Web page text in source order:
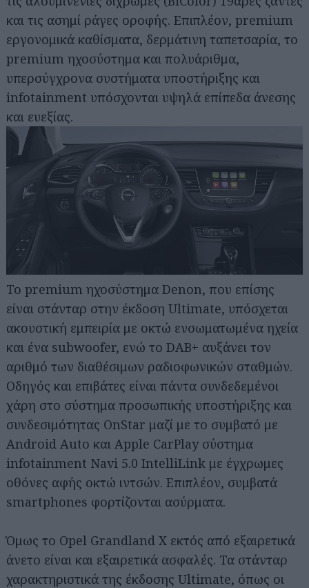
και τις ασημί ράγες οροφής. Επιπλέον, premium
εργονομικά καθίσματα, δερμάτινη ταπετσαρία, το
premium ηχοσύστημα και πολυάριθμα,
υπερσύγχρονα συστήματα υποστήριξης και
infotainment υπόσχονται υψηλά επίπεδα άνεσης
και ευεξίας.
Το premium ηχοσύστημα Denon, που επίσης
είναι στάνταρ στην έκδοση Ultimate, υπόσχεται
ακουστική εμπειρία με οκτώ ενσωματωμένα ηχεία
και ένα subwoofer, ενώ το DAB+ αυξάνει τον
αριθμό των διαθέσιμων ραδιοφωνικών σταθμών.
Οδηγός και επιβάτες είναι πάντα συνδεδεμένοι
χάρη στο σύστημα προσωπικής υποστήριξης και
συνδεσιμότητας OnStar μαζί με το συμβατό με
Android Auto και Apple CarPlay σύστημα
infotainment Navi 5.0 IntelliLink με έγχρωμες
οθόνες αφής οκτώ ιντσών. Επιπλέον, συμβατά
smartphones φορτίζονται ασύρματα.
Όμως το Opel Grandland X εκτός από εξαιρετικά
άνετο είναι και εξαιρετικά ασφαλές. Τα στάνταρ
χαρακτηριστικά της έκδοσης Ultimate, όπως οι